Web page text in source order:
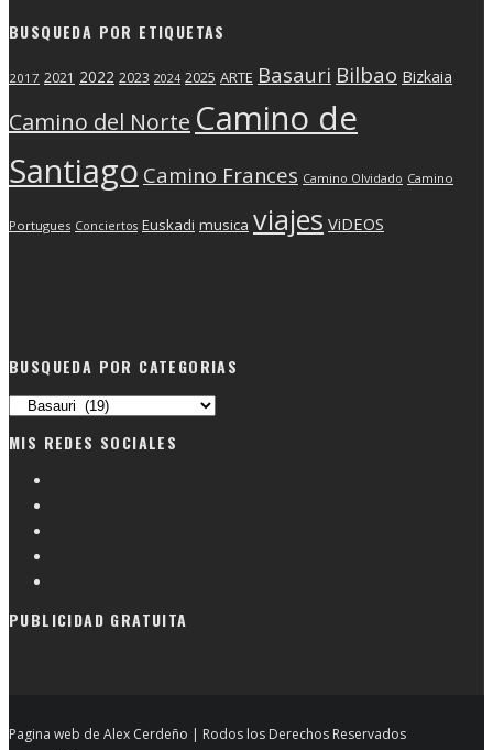
BUSQUEDA POR ETIQUETAS
2017 2021 2022 2023 2024 2025 ARTE Basauri Bilbao Bizkaia
Camino del Norte Camino de
Santiago Camino Frances Camino Olvidado Camino
Portugues Conciertos Euskadi musica viajes ViDEOS
BUSQUEDA POR CATEGORIAS
Busqueda
categorias
MIS REDES SOCIALES
PUBLICIDAD GRATUITA
Pagina web de Alex Cerdeño | Rodos los Derechos Reservados